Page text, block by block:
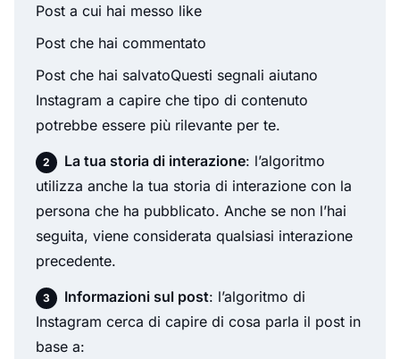
Post a cui hai messo like
Post che hai commentato
Post che hai salvatoQuesti segnali aiutano
Instagram a capire che tipo di contenuto
potrebbe essere più rilevante per te.
La tua storia di interazione: l’algoritmo
utilizza anche la tua storia di interazione con la
persona che ha pubblicato. Anche se non l’hai
seguita, viene considerata qualsiasi interazione
precedente.
Informazioni sul post: l’algoritmo di
Instagram cerca di capire di cosa parla il post in
base a: